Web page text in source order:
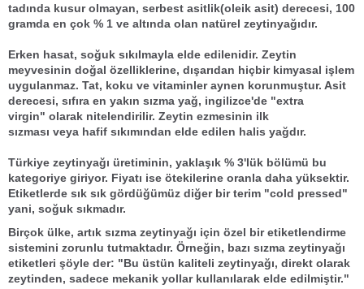
tadında kusur olmayan, serbest asitlik(oleik asit) derecesi, 100
gramda en çok % 1 ve altında olan natürel zeytinyağıdır.
Erken hasat, soğuk sıkılmayla elde edilenidir. Zeytin
meyvesinin doğal özelliklerine, dışarıdan hiçbir kimyasal işlem
uygulanmaz. Tat, koku ve vitaminleraynen korunmuştur. Asit
derecesi, sıfıra en yakın sızma yağ, ingilizce'de "extra
virgin" olarak nitelendirilir. Zeytin ezmesinin ilk
sızması veya hafif sıkımından elde edilen halis yağdır.
Türkiye zeytinyağı üretiminin, yaklaşık % 3'lük bölümü bu
kategoriye giriyor. Fiyatı ise ötekilerine oranla daha yüksektir.
Etiketlerde sık sık gördüğümüz diğer bir terim "cold pressed"
yani, soğuk sıkmadır.
Birçok ülke, artık sızma zeytinyağı için özel bir etiketlendirme
sistemini zorunlu tutmaktadır. Örneğin, bazı sızma zeytinyağı
etiketleri şöyle der: "Bu üstün kaliteli zeytinyağı, direkt olarak
zeytinden, sadece mekanik yollar kullanılarak elde edilmiştir."